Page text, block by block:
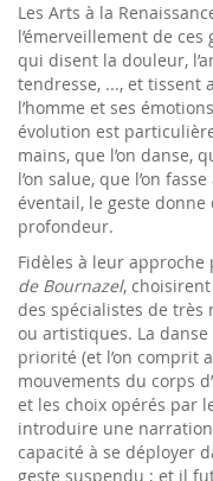
Les Arts à la
l’émerveillement de
qui disent la douleur,
tendresse, ..., et tissent
l’homme et ses
évolution est
mains, que l’on danse,
l’on salue, que l’on
éventail, le geste
profondeur.
Fidèles à leur
de Bournazel, choisirent
des spécialistes de
ou artistiques. La
priorité (et l’on comprit
mouvements du corps
et les choix opérés par
introduire une
capacité à se déployer
geste suspendu ; et il